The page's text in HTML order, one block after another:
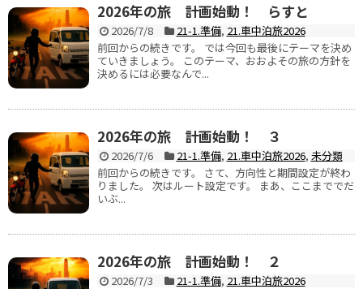
2026年の旅 計画始動！ らすと
2026/7/8 21-1.準備, 21.車中泊旅2026
前回からの続きです。 では今回も最後にテーマを決め
ていきましょう。 このテーマ、おおよその旅の方針を
決めるには必要なんで...
2026年の旅 計画始動！ ３
2026/7/6 21-1.準備, 21.車中泊旅2026, 未分類
前回からの続きです。 さて、方向性と期間設定が終わ
りました。 次はルート設定です。 まあ、ここまででだ
いぶ...
2026年の旅 計画始動！ ２
2026/7/3 21-1.準備, 21.車中泊旅2026